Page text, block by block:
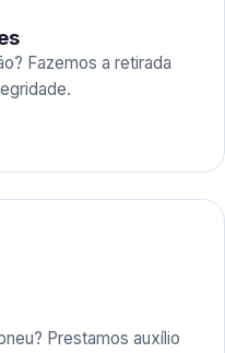
Fazemos a retirada
Prestamos auxílio